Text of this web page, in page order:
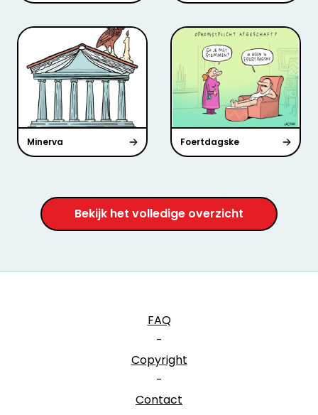
Minerva Foertdagske
Bekijk het volledige overzicht
FAQ
-
Copyright
-
Contact